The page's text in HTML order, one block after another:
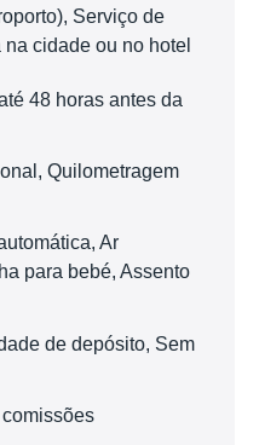
Serviço de
cidade ou no hotel
48 horas antes da
Quilometragem
Ar
para bebé, Assento
de depósito, Sem